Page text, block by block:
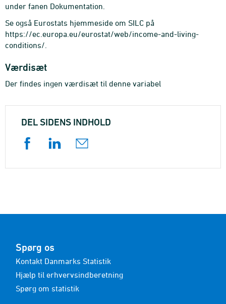
under fanen Dokumentation.
Se også Eurostats hjemmeside om SILC på
https://ec.europa.eu/eurostat/web/income-and-living-
conditions/.
Værdisæt
Der findes ingen værdisæt til denne variabel
DEL SIDENS INDHOLD
Spørg os
Kontakt Danmarks Statistik
Hjælp til erhvervsindberetning
Spørg om statistik